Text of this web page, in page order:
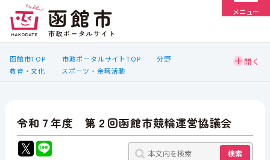
メニュー
函館市TOP 市政ポータルサイトTOP
分野
教育・文化
スポーツ・余暇活動
令和７年度 第２回函館市競輪運営協議会
検索